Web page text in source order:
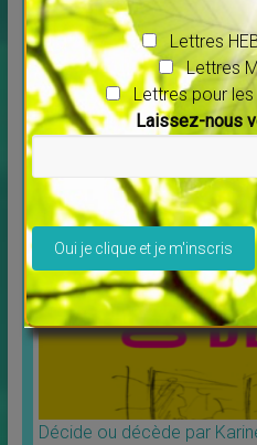
Message pour l’année
↳LES MERVEILLES DU
Vous voulez écouter ce
Décide ou décède par
Lettres
Lettres
Lettres pour les
Laissez-nous
Veuillez laisser ce champ